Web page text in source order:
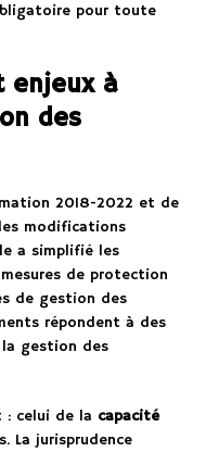
pour toute
enjeux à
des
2018-2022 et de
modifications
a simplifié les
de protection
de gestion des
répondent à des
la gestion des
: celui de la capacité
La jurisprudence